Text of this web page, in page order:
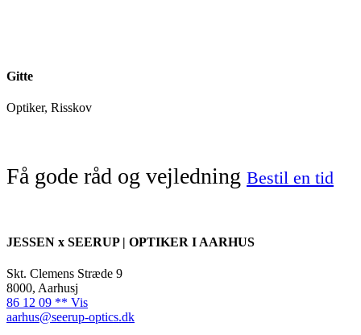
Gitte
Optiker, Risskov
Få gode råd og vejledning Bestil en tid
JESSEN x SEERUP | OPTIKER I AARHUS
Skt. Clemens Stræde 9
8000, Aarhusj
86 12 09 ** Vis
aarhus@seerup-optics.dk